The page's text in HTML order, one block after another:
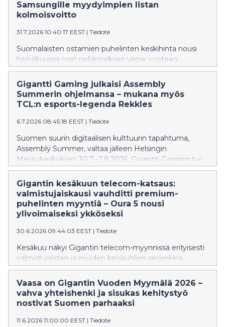
Samsungille myydyimpien listan
kolmoisvoitto
31.7.2026 10:40:17 EEST | Tiedote
Suomalaisten ostamien puhelinten keskihinta nousi
heinäkuussa noin neljänneksen viime vuoteen
verrattuna. Puettavassa teknologiassa keskikesän
ilmiöksi nousi näytötön Google Fitbit Air -
hyvinvointiranneke. Premium-puhelinmarkkinoilla
laitteet suunnitellaan yhä tarkemmin elämäntyylin ja
Gigantti Gaming julkaisi Assembly
Summerin ohjelmansa – mukana myös
TCL:n esports-legenda Rekkles
6.7.2026 08:45:18 EEST | Tiedote
Suomen suurin digitaalisen kulttuurin tapahtuma,
Assembly Summer, valtaa jälleen Helsingin
Messukeskuksen 30.7.–2.8.2026. Gigantti Gaming tuo
tapahtumaan kaikkien aikojen kattauksensa:
massiivisen gaming-myymälän, päivittäisiä kilpailuja,
tuhansien eurojen arvosta lahjatuotteita, Giga Mobiilin
vetävän tarjonnan sekä yhteistyökumppani TCL:n
kutsumana esports-maailman kiintotähden, Rekklesin.
Gigantin kesäkuun telecom-katsaus:
valmistujaiskausi vauhditti premium-
puhelinten myyntiä – Oura 5 nousi
ylivoimaiseksi ykköseksi
30.6.2026 09:44:03 EEST | Tiedote
Kesäkuu näkyi Gigantin telecom-myynnissä erityisesti
valmistujaisten ja muiden kesäjuhlien sesonkina.
Samsung Galaxy A17 oli kuukauden myydyin puhelin,
mutta heti sen kannoilla seurasivat Applen mallit.
Puettavassa teknologiassa uusi Oura Ring 5 nousi
suoraan myydyimmäksi tuotteeksi, kahdella
hyvissä ajoin.
Vaasa on Gigantin Vuoden Myymälä 2026 –
vahva yhteishenki ja sisukas kehitystyö
nostivat Suomen parhaaksi
11.6.2026 11:00:00 EEST | Tiedote